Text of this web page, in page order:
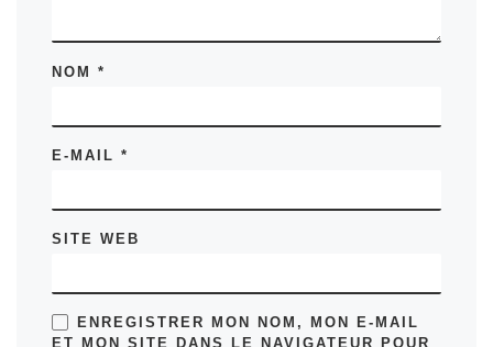
NOM*
E-MAIL*
SITE WEB
ENREGISTRER MON NOM, MON E-MAIL
ET MON SITE DANS LE NAVIGATEUR POUR